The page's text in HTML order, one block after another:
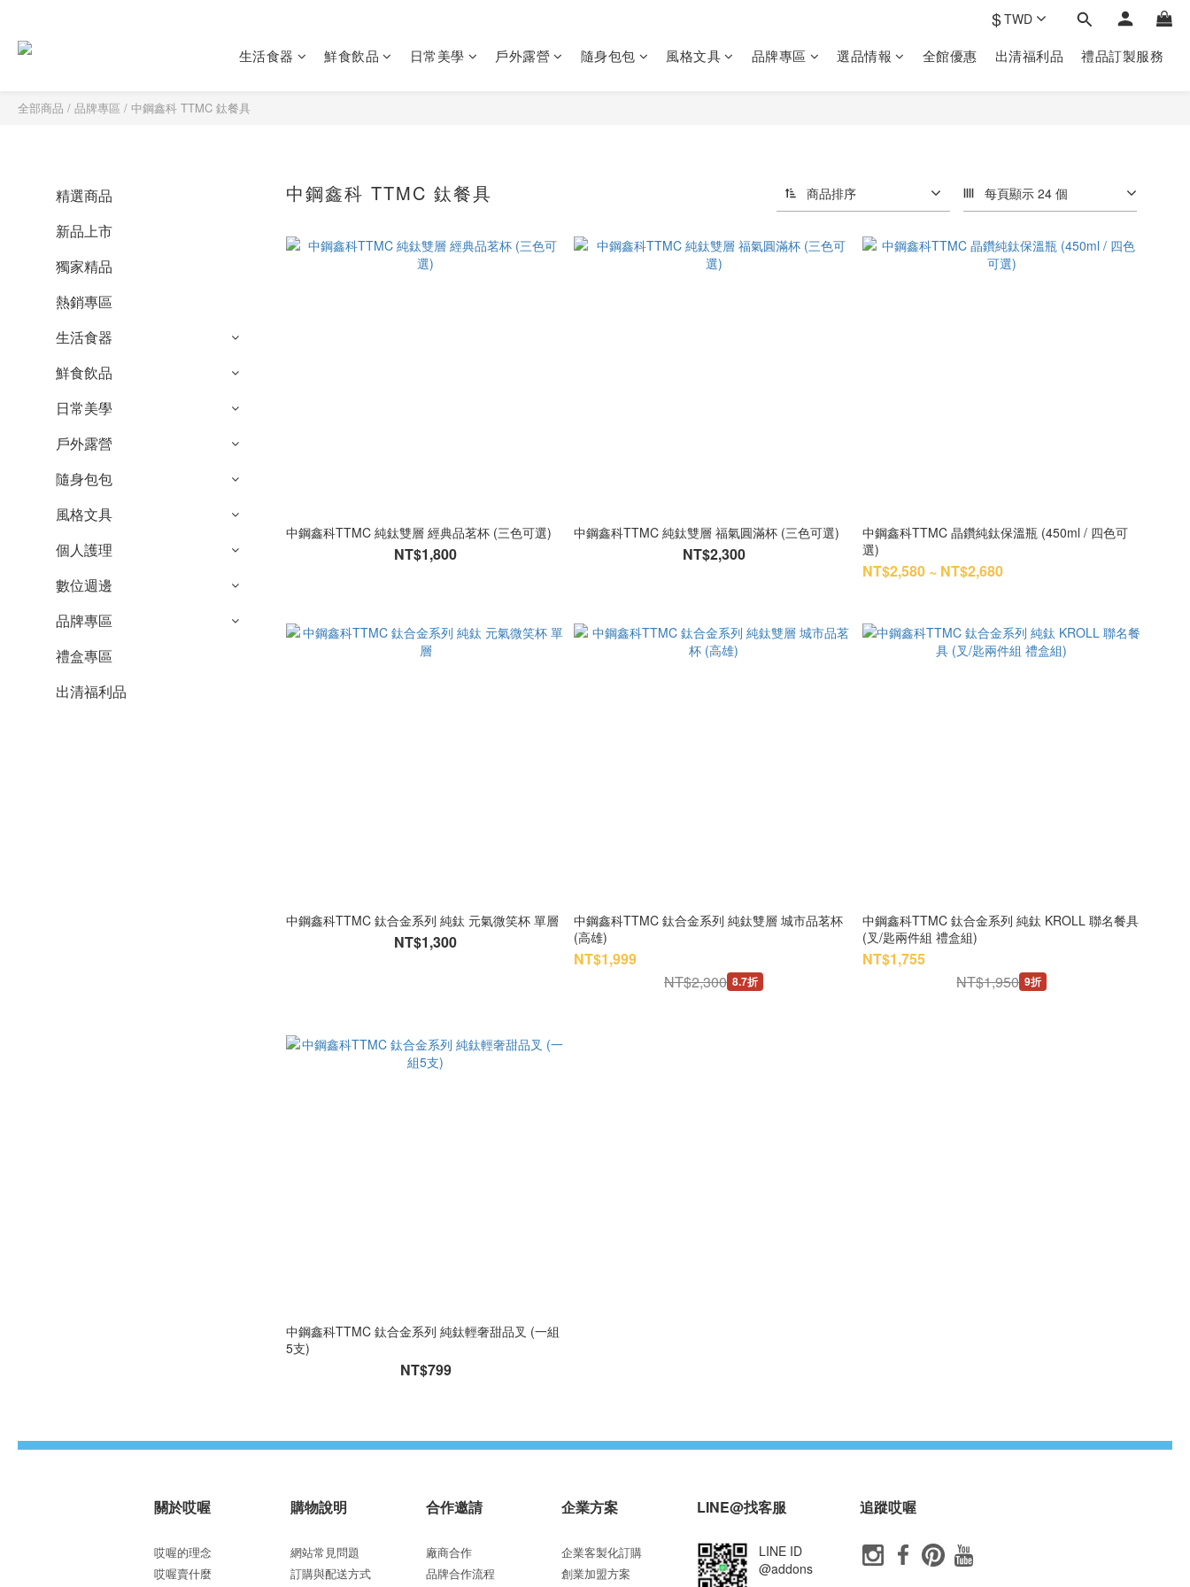
$TWD
生活食器 鮮食飲品 日常美學 戶外露營 隨身包包 風格文具 品牌專區 選品情報 全館優惠 出清福利品 禮品訂製‎服務
全部商品 / 品牌專區 / 中鋼鑫科 TTMC 鈦餐具
精選商品
新品上市
獨家精品
熱銷專區
生活食器
鮮食飲品
日常美學
戶外露營
隨身包包
風格文具
個人護理
數位週邊
品牌專區
禮盒專區
出清福利品
中鋼鑫科 TTMC 鈦餐具 商品排序 每頁顯示 24 個
中鋼鑫科TTMC 純鈦雙層 經典品茗杯 (三色可選)
NT$1,800
中鋼鑫科TTMC 純鈦雙層 福氣圓滿杯 (三色可選)
NT$2,300
中鋼鑫科TTMC 晶鑽純鈦保溫瓶 (450ml / 四色可
選)
NT$2,580 ~ NT$2,680
中鋼鑫科TTMC 鈦合金系列 純鈦 元氣微笑杯 單層
NT$1,300
中鋼鑫科TTMC 鈦合金系列 純鈦雙層 城市品茗杯
(高雄)
NT$1,999
NT$2,300 8.7折
中鋼鑫科TTMC 鈦合金系列 純鈦 KROLL 聯名餐具
(叉/匙兩件組 禮盒組)
NT$1,755
NT$1,950 9折
中鋼鑫科TTMC 鈦合金系列 純鈦輕奢甜品叉 (一組
5支)
NT$799
關於哎喔
哎喔的理念
哎喔賣什麼
購物說明
網站常見問題
訂購與配送方式
合作邀請
廠商合作
品牌合作流程
企業方案
企業客製化訂購
創業加盟方案
LINE@找客服
LINE ID
@addons
追蹤哎喔